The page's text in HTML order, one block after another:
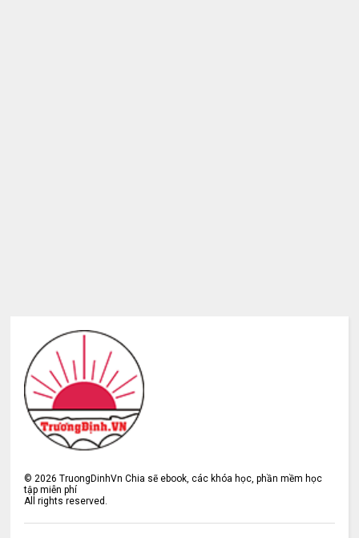
© 2026 TruongDinhVn Chia sẽ ebook, các khóa học, phần mềm học
tập miễn phí
All rights reserved.